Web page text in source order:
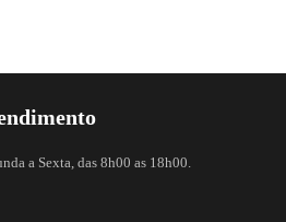
a Sexta, das 8h00 as 18h00.